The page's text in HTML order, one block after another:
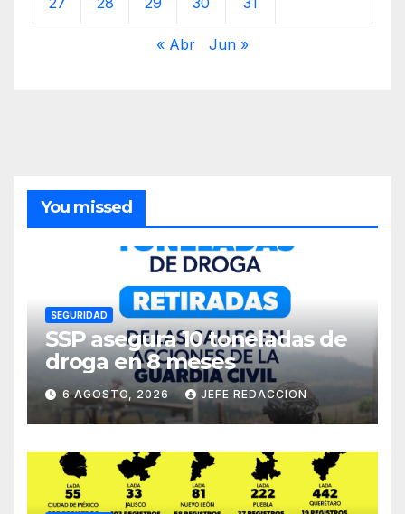
« Abr Jun »
You missed
SEGURIDAD
SSP asegura 10 toneladas de
droga en 8 meses
6 AGOSTO, 2026 JEFE REDACCION